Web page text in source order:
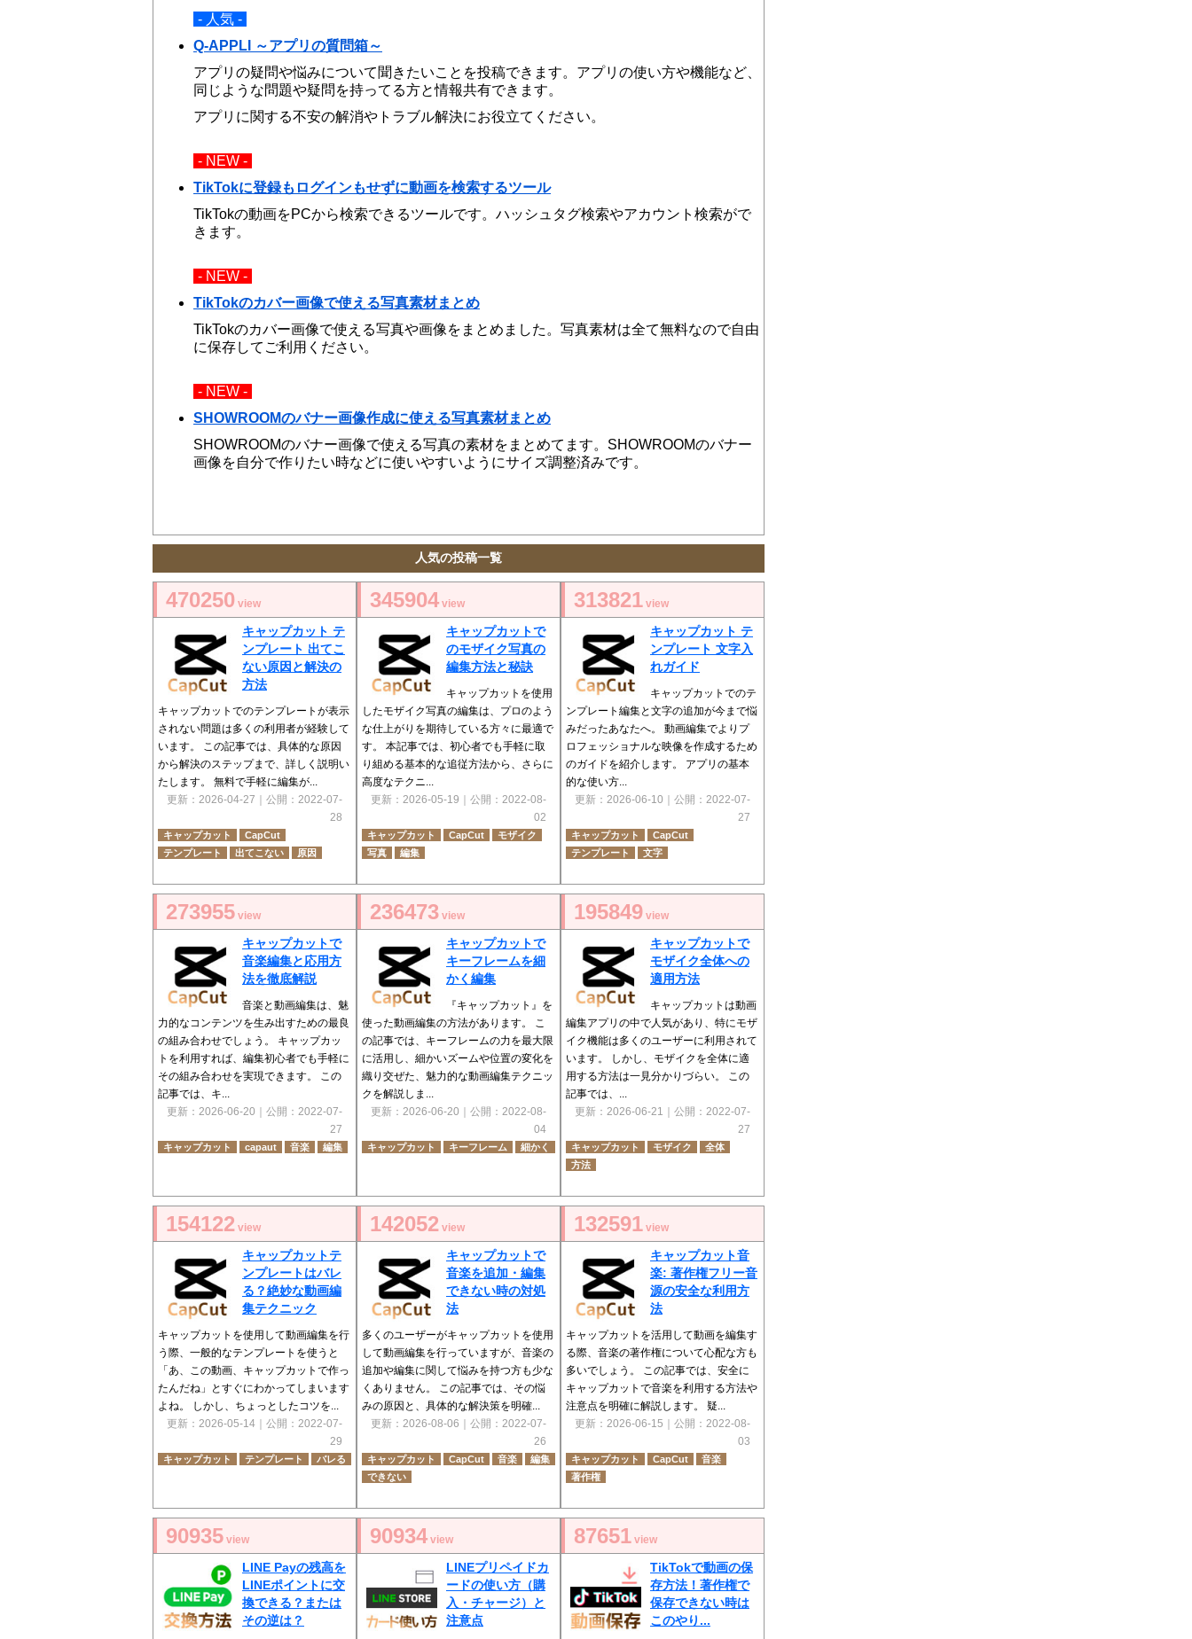
- 人気 -
Q-APPLI ～アプリの質問箱～
アプリの疑問や悩みについて聞きたいことを投稿できます。アプリの使い方や機能など、
同じような問題や疑問を持ってる方と情報共有できます。
アプリに関する不安の解消やトラブル解決にお役立てください。
- NEW -
TikTokに登録もログインもせずに動画を検索するツール
TikTokの動画をPCから検索できるツールです。ハッシュタグ検索やアカウント検索がで
きます。
- NEW -
TikTokのカバー画像で使える写真素材まとめ
TikTokのカバー画像で使える写真や画像をまとめました。写真素材は全て無料なので自由
に保存してご利用ください。
- NEW -
SHOWROOMのバナー画像作成に使える写真素材まとめ
SHOWROOMのバナー画像で使える写真の素材をまとめてます。SHOWROOMのバナー
画像を自分で作りたい時などに使いやすいようにサイズ調整済みです。
人気の投稿一覧
470250 view
キャップカット テ
ンプレート 出てこ
ない原因と解決の
方法
キャップカットでのテンプレートが表示
されない問題は多くの利用者が経験して
います。 この記事では、具体的な原因
から解決のステップまで、詳しく説明い
たします。 無料で手軽に編集が...
更新： 2026-04-27 ｜公開： 2022-07-
28
キャップカット
CapCut
テンプレート
出てこない 原因
345904 view
キャップカットで
のモザイク写真の
編集方法と秘訣
キャップカットを使用
したモザイク写真の編集は、プロのよう
な仕上がりを期待している方々に最適で
す。 本記事では、初心者でも手軽に取
り組める基本的な追従方法から、さらに
高度なテクニ...
更新： 2026-05-19 ｜公開： 2022-08-
02
キャップカット CapCut
モザイク
写真
編集
313821 view
キャップカット テ
ンプレート 文字入
れガイド
キャップカットでのテ
ンプレート編集と文字の追加が今まで悩
みだったあなたへ。 動画編集でよりプ
ロフェッショナルな映像を作成するため
のガイドを紹介します。 アプリの基本
的な使い方...
更新： 2026-06-10 ｜公開： 2022-07-
27
キャップカット
CapCut
テンプレート
文字
273955 view
キャップカットで
音楽編集と応用方
法を徹底解説
音楽と動画編集は、魅
力的なコンテンツを生み出すための最良
の組み合わせでしょう。 キャップカッ
トを利用すれば、編集初心者でも手軽に
その組み合わせを実現できます。 この
記事では、キ...
更新： 2026-06-20 ｜公開： 2022-07-
27
キャップカット capaut 音楽 編集
236473 view
キャップカットで
キーフレームを細
かく編集
『キャップカット』を
使った動画編集の方法があります。 こ
の記事では、キーフレームの力を最大限
に活用し、細かいズームや位置の変化を
織り交ぜた、魅力的な動画編集テクニッ
クを解説しま...
更新： 2026-06-20 ｜公開： 2022-08-
04
キャップカット キーフレーム 細かく
195849 view
キャップカットで
モザイク全体への
適用方法
キャップカットは動画
編集アプリの中で人気があり、特にモザ
イク機能は多くのユーザーに利用されて
います。 しかし、モザイクを全体に適
用する方法は一見分かりづらい。 この
記事では、...
更新： 2026-06-21 ｜公開： 2022-07-
27
キャップカット モザイク
全体
方法
154122 view
キャップカットテ
ンプレートはバレ
る？絶妙な動画編
集テクニック
キャップカットを使用して動画編集を行
う際、一般的なテンプレートを使うと
「あ、この動画、キャップカットで作っ
たんだね」とすぐにわかってしまいます
よね。 しかし、ちょっとしたコツを...
更新： 2026-05-14 ｜公開： 2022-07-
29
キャップカット テンプレート バレる
142052 view
キャップカットで
音楽を追加・編集
できない時の対処
法
多くのユーザーがキャップカットを使用
して動画編集を行っていますが、音楽の
追加や編集に関して悩みを持つ方も少な
くありません。 この記事では、その悩
みの原因と、具体的な解決策を明確...
更新： 2026-08-06 ｜公開： 2022-07-
26
キャップカット CapCut 音楽
編集
できない
132591 view
キャップカット音
楽: 著作権フリー音
源の安全な利用方
法
キャップカットを活用して動画を編集す
る際、音楽の著作権について心配な方も
多いでしょう。 この記事では、安全に
キャップカットで音楽を利用する方法や
注意点を明確に解説します。 疑...
更新： 2026-06-15 ｜公開： 2022-08-
03
キャップカット CapCut
音楽
著作権
90935 view
LINE Payの残高を
LINEポイントに交
換できる？または
その逆は？
90934 view
LINEプリペイドカ
ードの使い方（購
入・チャージ）と
注意点
87651 view
TikTokで動画の保
存方法！著作権で
保存できない時は
このやり...